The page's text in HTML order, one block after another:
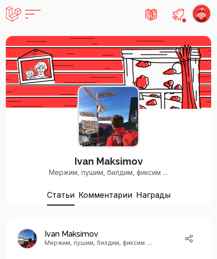
Есть не
Ivan Maksimov
Мержим, пушим, билдим, фиксим ....
Статьи Комментарии Награды
Ivan Maksimov
Мержим, пушим, билдим, фиксим ....